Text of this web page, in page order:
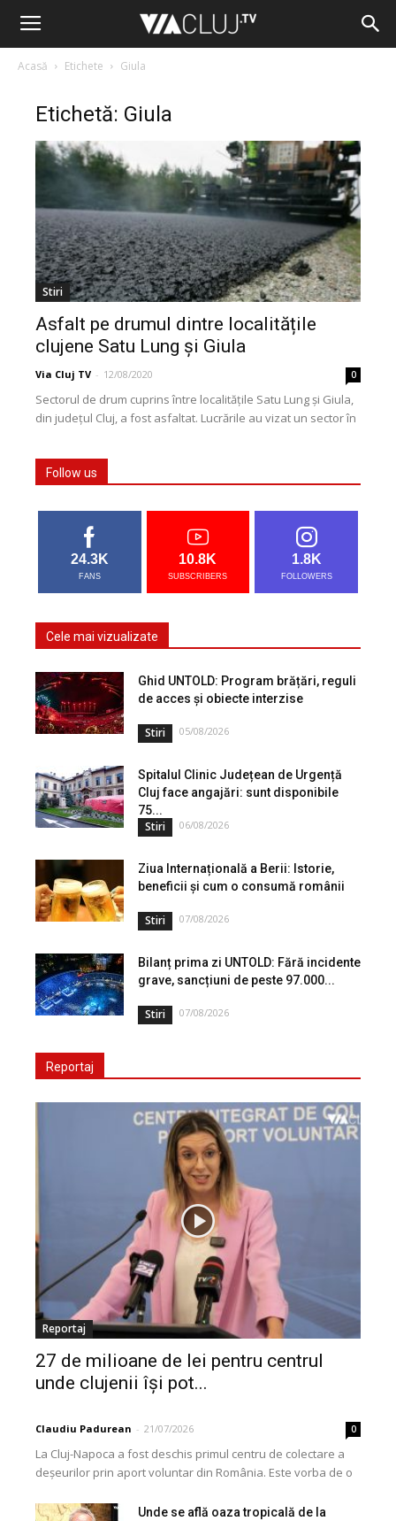
Acasă Etichete Giula
Etichetă: Giula
Stiri
Asfalt pe drumul dintre localitățile
clujene Satu Lung și Giula
Via Cluj TV - 12/08/2020 0
Sectorul de drum cuprins între localitățile Satu Lung și Giula,
din județul Cluj, a fost asfaltat. Lucrările au vizat un sector în
Follow us
24.3K
FANS
10.8K
SUBSCRIBERS
1.8K
FOLLOWERS
Cele mai vizualizate
Ghid UNTOLD: Program brățări, reguli
de acces și obiecte interzise
Stiri 05/08/2026
Spitalul Clinic Județean de Urgență
Cluj face angajări: sunt disponibile
75...
Stiri 06/08/2026
Ziua Internațională a Berii: Istorie,
beneficii și cum o consumă românii
Stiri 07/08/2026
Bilanț prima zi UNTOLD: Fără incidente
grave, sancțiuni de peste 97.000...
Stiri 07/08/2026
Reportaj
Reportaj
27 de milioane de lei pentru centrul
unde clujenii își pot...
Claudiu Padurean - 21/07/2026 0
La Cluj-Napoca a fost deschis primul centru de colectare a
deșeurilor prin aport voluntar din România. Este vorba de o
Unde se află oaza tropicală de la